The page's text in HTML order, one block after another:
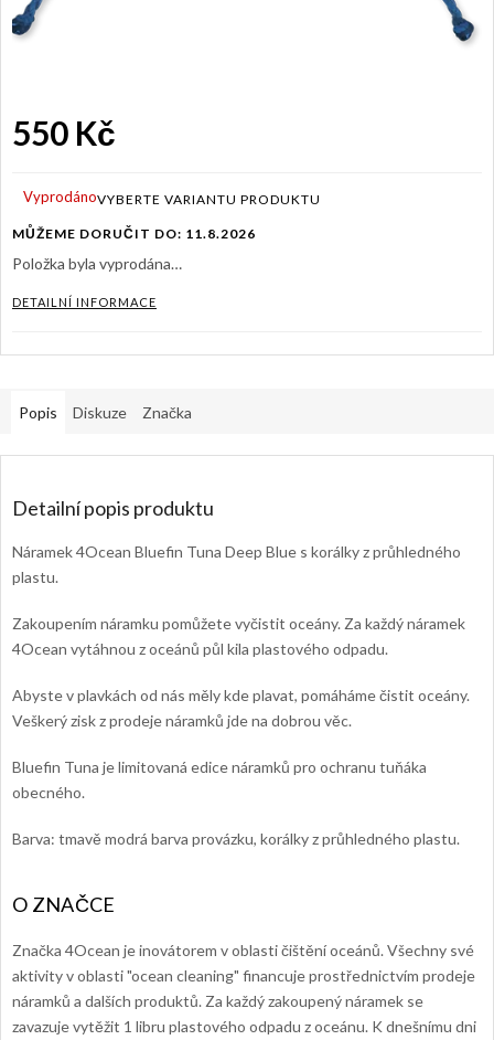
550 Kč
cena:
Vyprodáno
MŮŽEME DORUČIT DO: 11.8.2026
Položka byla vyprodána…
DETAILNÍ INFORMACE
Popis Diskuze Značka
Detailní popis produktu
Náramek 4Ocean Bluefin Tuna Deep Blue s korálky z průhledného
plastu.
Zakoupením náramku pomůžete vyčistit oceány. Za každý náramek
4Ocean vytáhnou z oceánů půl kila plastového odpadu.
Abyste v plavkách od nás měly kde plavat, pomáháme čistit oceány.
Veškerý zisk z prodeje náramků jde na dobrou věc.
Bluefin Tuna je limitovaná edice náramků pro ochranu tuňáka
obecného.
Barva: tmavě modrá barva provázku, korálky z průhledného plastu.
Značka 4Ocean je inovátorem v oblasti čištění oceánů. Všechny své
aktivity v oblasti "ocean cleaning" financuje prostřednictvím prodeje
náramků a dalších produktů. Za každý zakoupený náramek se
zavazuje vytěžit 1 libru plastového odpadu z oceánu. K dnešnímu dni